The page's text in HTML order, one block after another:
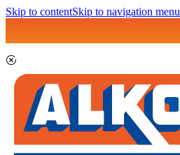
Skip to contentSkip to navigation menu